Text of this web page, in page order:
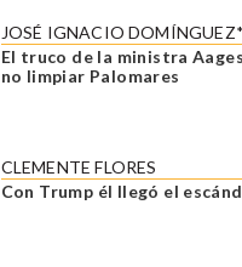
JOSÉ IGNACIO DOMÍNGUEZ*
El truco de la ministra
no limpiar Palomares
CLEMENTE FLORES
Con Trump él llegó el